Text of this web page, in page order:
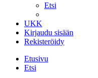
Etsi
UKK
Kirjaudu sisään
Rekisteröidy
Etusivu
Etsi